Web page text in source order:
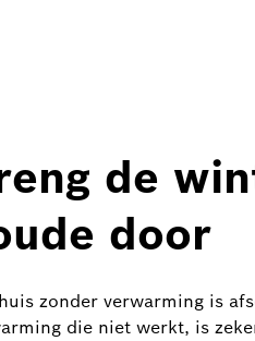
de
door
zonder verwarming is
die niet werkt, is